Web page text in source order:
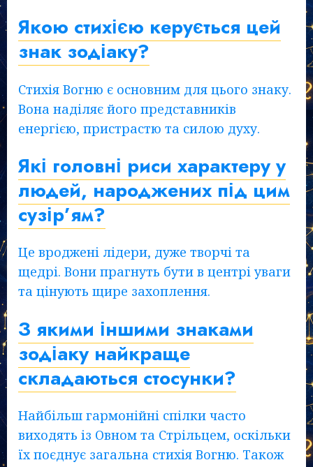
Якою стихією керується цей
знак зодіаку?
Стихія Вогню є основним для цього знаку.
Вона наділяє його представників
енергією, пристрастю та силою духу.
Які головні риси характеру у
людей, народжених під цим
сузір’ям?
Це вроджені лідери, дуже творчі та
щедрі. Вони прагнуть бути в центрі уваги
та цінують щире захоплення.
З якими іншими знаками
зодіаку найкраще
складаються стосунки?
Найбільш гармонійні спілки часто
виходять із Овном та Стрільцем, оскільки
їх поєднує загальна стихія Вогню. Також